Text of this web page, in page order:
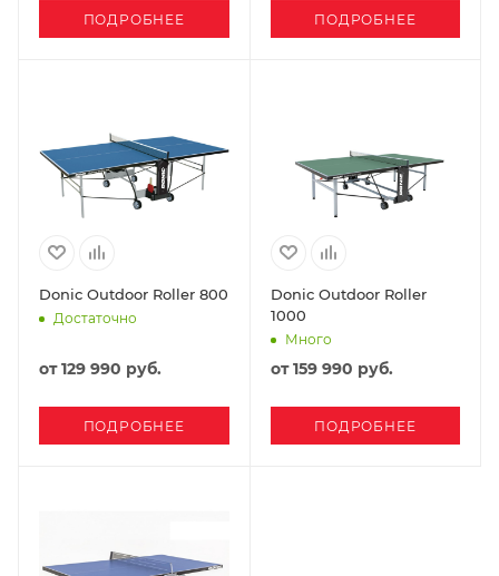
ПОДРОБНЕЕ ПОДРОБНЕЕ
Donic Outdoor Roller 800
Достаточно
от129 990 руб.
ПОДРОБНЕЕ
Donic Outdoor Roller
1000
Много
от159 990 руб.
ПОДРОБНЕЕ